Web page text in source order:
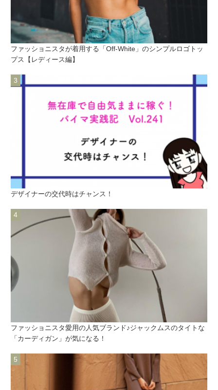
ファッショニスタが着用する「Off-White」のシンプルロゴトッ
プス【レディース編】
デザイナーの交代時はチャンス！
ファッショニスタ愛用の人気ブランド♪ジャックムスのタイトな
「カーディガン」が気になる！